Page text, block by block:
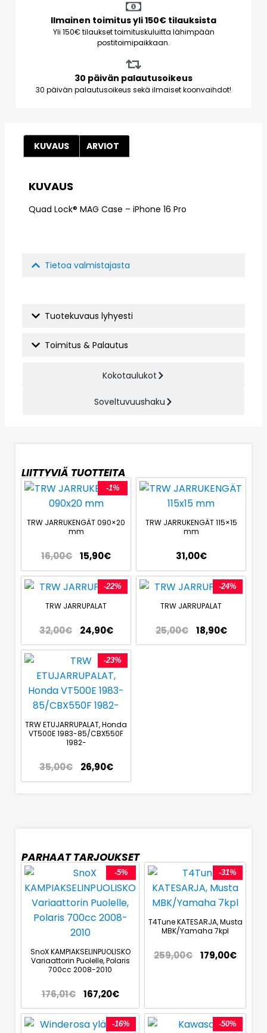
Ilmainen toimitus yli 150€ tilauksista
Yli 150€ tilaukset toimituskuluitta lähimpään
postitoimipaikkaan.
30 päivän palautusoikeus
30 päivän palautusoikeus sekä ilmaiset koonvaihdot!
KUVAUS ARVIOT
KUVAUS
Quad Lock® MAG Case – iPhone 16 Pro
Tietoa valmistajasta
Tuotekuvaus lyhyesti
Toimitus & Palautus
Kokotaulukot
Soveltuvuushaku
LIITTYVIÄ TUOTTEITA
-1%
TRW JARRUKENGÄT 090×20
mm
16,00€ 15,90€
TRW JARRUKENGÄT 115×15
mm
31,00€
-22%
TRW JARRUPALAT
32,00€ 24,90€
-24%
TRW JARRUPALAT
25,00€ 18,90€
-23%
TRW ETUJARRUPALAT, Honda
VT500E 1983-85/CBX550F
1982-
35,00€ 26,90€
PARHAAT TARJOUKSET
-5%
SnoX KAMPIAKSELINPUOLISKO
Variaattorin Puolelle, Polaris
700cc 2008-2010
176,01€ 167,20€
-31%
T4Tune KATESARJA, Musta
MBK/Yamaha 7kpl
259,00€ 179,00€
-16% -50%